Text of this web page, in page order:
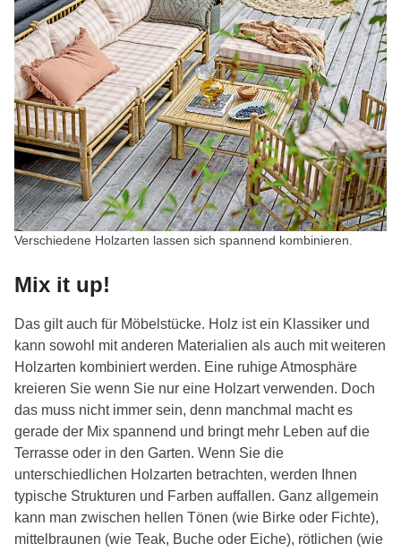
Verschiedene Holzarten lassen sich spannend kombinieren.
Mix it up!
Das gilt auch für Möbelstücke. Holz ist ein Klassiker und
kann sowohl mit anderen Materialien als auch mit weiteren
Holzarten kombiniert werden. Eine ruhige Atmosphäre
kreieren Sie wenn Sie nur eine Holzart verwenden. Doch
das muss nicht immer sein, denn manchmal macht es
gerade der Mix spannend und bringt mehr Leben auf die
Terrasse oder in den Garten. Wenn Sie die
unterschiedlichen Holzarten betrachten, werden Ihnen
typische Strukturen und Farben auffallen. Ganz allgemein
kann man zwischen hellen Tönen (wie Birke oder Fichte),
mittelbraunen (wie Teak, Buche oder Eiche), rötlichen (wie